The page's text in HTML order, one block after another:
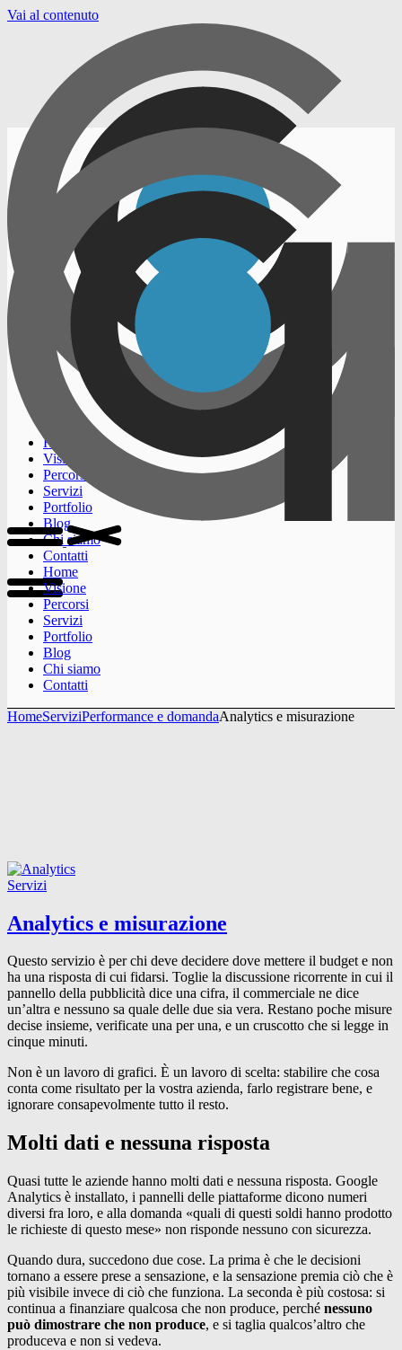
Vai al contenuto
Home
Visione
Percorsi
Servizi
Portfolio
Blog
Chi siamo
Contatti
Home
Visione
Percorsi
Servizi
Portfolio
Blog
Chi siamo
Contatti
HomeServiziPerformance e domandaAnalytics e misurazione
Servizi
Analytics e misurazione
Questo servizio è per chi deve decidere dove mettere il budget e non
ha una risposta di cui fidarsi. Toglie la discussione ricorrente in cui il
pannello della pubblicità dice una cifra, il commerciale ne dice
un’altra e nessuno sa quale delle due sia vera. Restano poche misure
decise insieme, verificate una per una, e un cruscotto che si legge in
cinque minuti.
Non è un lavoro di grafici. È un lavoro di scelta: stabilire che cosa
conta come risultato per la vostra azienda, farlo registrare bene, e
ignorare consapevolmente tutto il resto.
Molti dati e nessuna risposta
Quasi tutte le aziende hanno molti dati e nessuna risposta. Google
Analytics è installato, i pannelli delle piattaforme dicono numeri
diversi fra loro, e alla domanda «quali di questi soldi hanno prodotto
le richieste di questo mese» non risponde nessuno con sicurezza.
Quando dura, succedono due cose. La prima è che le decisioni
tornano a essere prese a sensazione, e la sensazione premia ciò che è
più visibile invece di ciò che funziona. La seconda è più costosa: si
continua a finanziare qualcosa che non produce, perché nessuno
può dimostrare che non produce, e si taglia qualcos’altro che
produceva e non si vedeva.